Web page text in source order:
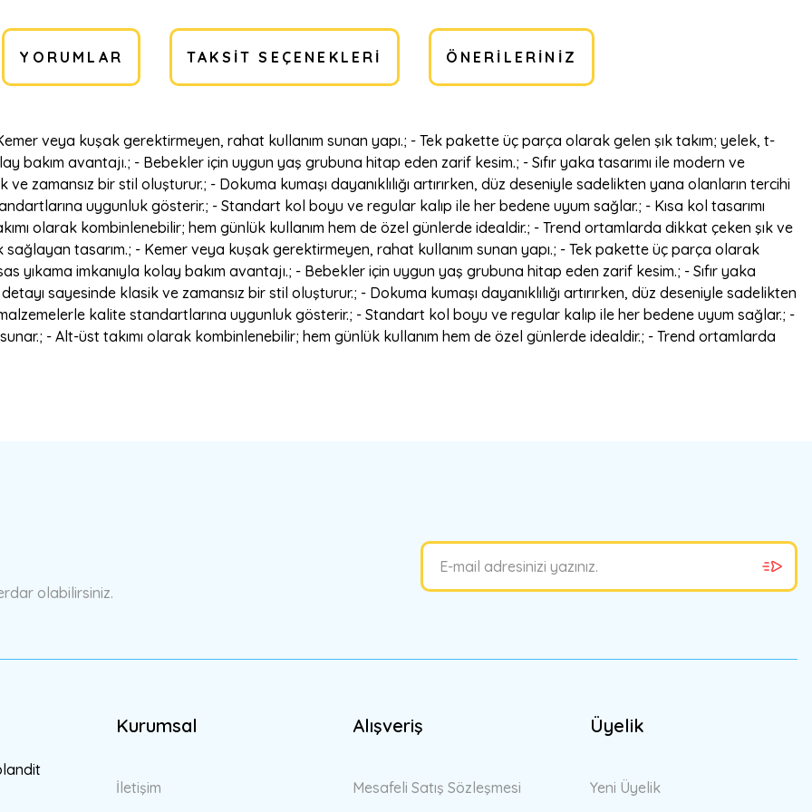
YORUMLAR TAKSIT SEÇENEKLERI ÖNERILERINIZ
veya kuşak gerektirmeyen, rahat kullanım sunan yapı.; - Tek pakette üç parça olarak gelen şık takım; yelek, t-
bakım avantajı.; - Bebekler için uygun yaş grubuna hitap eden zarif kesim.; - Sıfır yaka tasarımı ile modern ve
zamansız bir stil oluşturur.; - Dokuma kumaşı dayanıklılığı artırırken, düz deseniyle sadelikten yana olanların tercihi
uygunluk gösterir.; - Standart kol boyu ve regular kalıp ile her bedene uyum sağlar.; - Kısa kol tasarımı
olarak kombinlenebilir; hem günlük kullanım hem de özel günlerde idealdir.; - Trend ortamlarda dikkat çeken şık ve
sağlayan tasarım.; - Kemer veya kuşak gerektirmeyen, rahat kullanım sunan yapı.; - Tek pakette üç parça olarak
yıkama imkanıyla kolay bakım avantajı.; - Bebekler için uygun yaş grubuna hitap eden zarif kesim.; - Sıfır yaka
sayesinde klasik ve zamansız bir stil oluşturur.; - Dokuma kumaşı dayanıklılığı artırırken, düz deseniyle sadelikten
kalite standartlarına uygunluk gösterir.; - Standart kol boyu ve regular kalıp ile her bedene uyum sağlar.; -
- Alt-üst takımı olarak kombinlenebilir; hem günlük kullanım hem de özel günlerde idealdir.; - Trend ortamlarda
olabilirsiniz.
Kurumsal
İletişim
Alışveriş
Mesafeli Satış Sözleşmesi
Üyelik
Yeni Üyelik